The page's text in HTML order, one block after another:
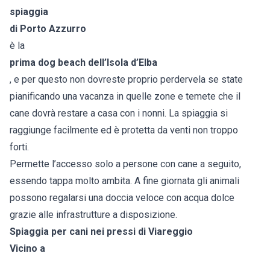
spiaggia
di Porto Azzurro
è la
prima dog beach dell’ Isola d’Elba
, e per questo non dovreste proprio perdervela se state
pianificando una vacanza in quelle zone e temete che il
cane dovrà restare a casa con i nonni. La spiaggia si
raggiunge facilmente ed è protetta da venti non troppo
forti.
Permette l’accesso solo a persone con cane a seguito,
essendo tappa molto ambita. A fine giornata gli animali
possono regalarsi una doccia veloce con acqua dolce
grazie alle infrastrutture a disposizione.
Spiaggia per cani nei pressi di Viareggio
Vicino a